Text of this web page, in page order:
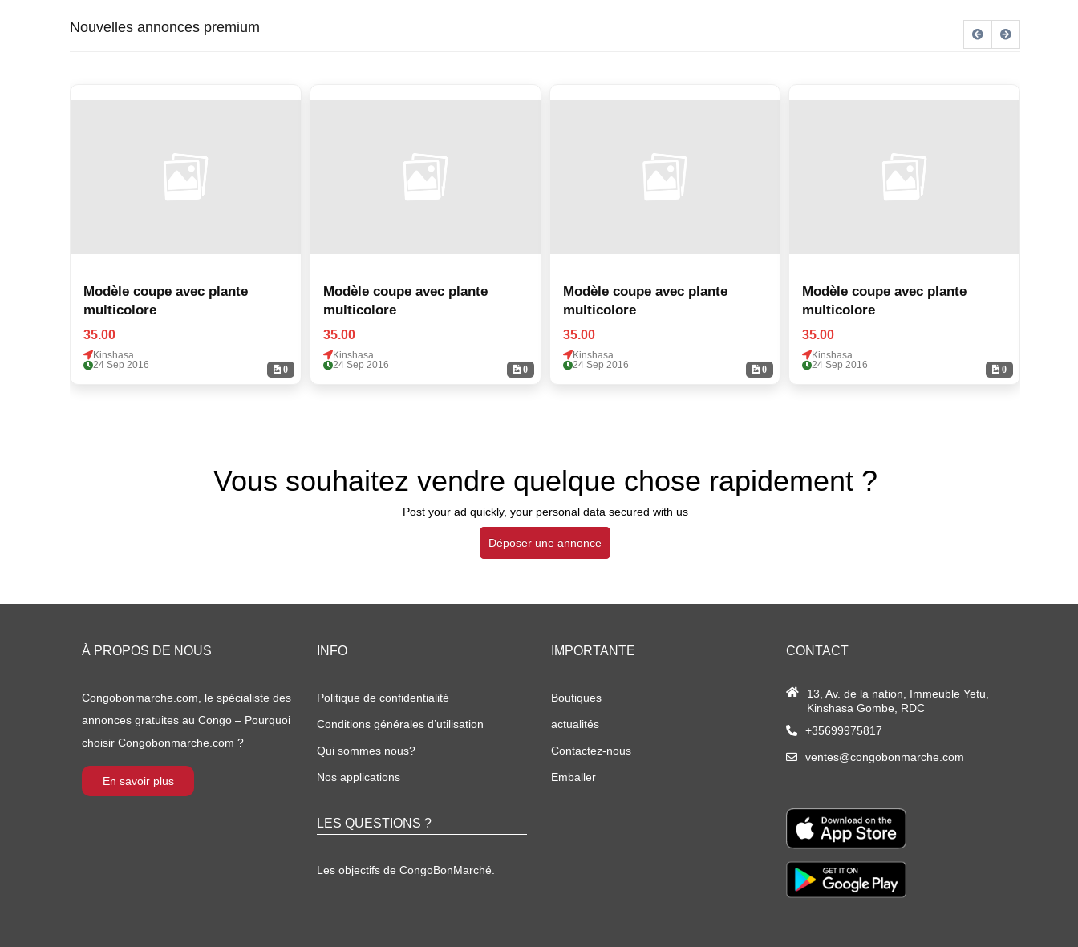
Nouvelles annonces premium
0
Modèle coupe avec plante
multicolore
35.00
Kinshasa
24 Sep 2016
0
Modèle coupe avec plante
multicolore
35.00
Kinshasa
24 Sep 2016
0
Modèle coupe avec plante
multicolore
35.00
Kinshasa
24 Sep 2016
0
Modèle coupe avec plante
multicolore
35.00
Kinshasa
24 Sep 2016
Vous souhaitez vendre quelque chose rapidement ?
Post your ad quickly, your personal data secured with us
Déposer une annonce
À PROPOS DE NOUS
Congobonmarche.com, le spécialiste des
annonces gratuites au Congo – Pourquoi
choisir Congobonmarche.com ?
En savoir plus
INFO
Politique de confidentialité
Conditions générales d’utilisation
Qui sommes nous?
Nos applications
LES QUESTIONS ?
Les objectifs de CongoBonMarché.
IMPORTANTE
Boutiques
actualités
Contactez-nous
Emballer
CONTACT
13, Av. de la nation, Immeuble Yetu,
Kinshasa Gombe, RDC
+35699975817
ventes@congobonmarche.com